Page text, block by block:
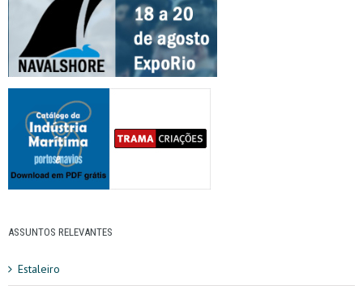
ASSUNTOS RELEVANTES
Estaleiro